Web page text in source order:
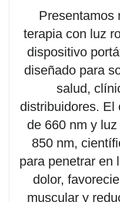
Presentamos
terapia con luz
dispositivo
diseñado para
salud,
distribuidores. El
de 660 nm y
850 nm,
para penetrar en
dolor,
muscular y